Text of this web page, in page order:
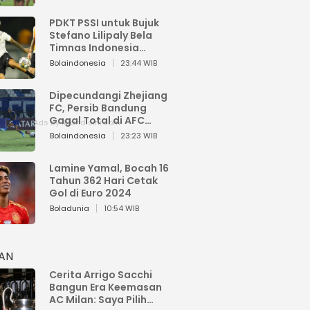
PDKT PSSI untuk Bujuk
Stefano Lilipaly Bela
Timnas Indonesia
Berakhir Berantakan
Bolaindonesia 23:44 WIB
Dipecundangi Zhejiang
FC, Persib Bandung
Gagal Total di AFC
Champions League Two
Bolaindonesia 23:23 WIB
Lamine Yamal, Bocah 16
Tahun 362 Hari Cetak
Gol di Euro 2024
Boladunia 10:54 WIB
Cerita Arrigo Sacchi
Bangun Era Keemasan
AC Milan: Saya Pilih